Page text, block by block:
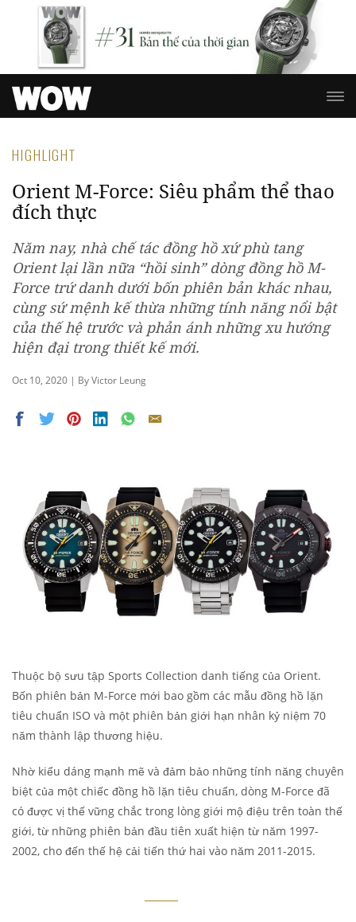
HIGHLIGHT
Orient M-Force: Siêu phẩm thể thao
đích thực
Năm nay, nhà chế tác đồng hồ xứ phù tang
Orient lại lần nữa “hồi sinh” dòng đồng hồ M-
Force trứ danh dưới bốn phiên bản khác nhau,
cùng sứ mệnh kế thừa những tính năng nổi bật
của thế hệ trước và phản ánh những xu hướng
hiện đại trong thiết kế mới.
Oct 10, 2020 | By Victor Leung
Thuộc bộ sưu tập Sports Collection danh tiếng của Orient.
Bốn phiên bản M-Force mới bao gồm các mẫu đồng hồ lặn
tiêu chuẩn ISO và một phiên bản giới hạn nhân kỷ niệm 70
năm thành lập thương hiệu.
Nhờ kiểu dáng mạnh mẽ và đảm bảo những tính năng chuyên
biệt của một chiếc đồng hồ lặn tiêu chuẩn, dòng M-Force đã
có được vị thế vững chắc trong lòng giới mộ điệu trên toàn thế
giới, từ những phiên bản đầu tiên xuất hiện từ năm 1997-
2002, cho đến thế hệ cải tiến thứ hai vào năm 2011-2015.